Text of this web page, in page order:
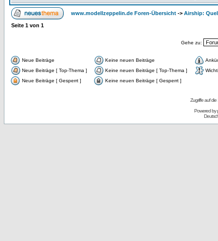
www.modellzeppelin.de Foren-Übersicht -> Airship:
Seite 1 von 1
Gehe zu:
Neue Beiträge Keine neuen Beiträge
Neue Beiträge [ Top-Thema ]
Keine neuen Beiträge [ Top-Thema ]
Neue Beiträge [ Gesperrt ]
Keine neuen Beiträge [ Gesperrt ]
Zugriffe auf
Powered by